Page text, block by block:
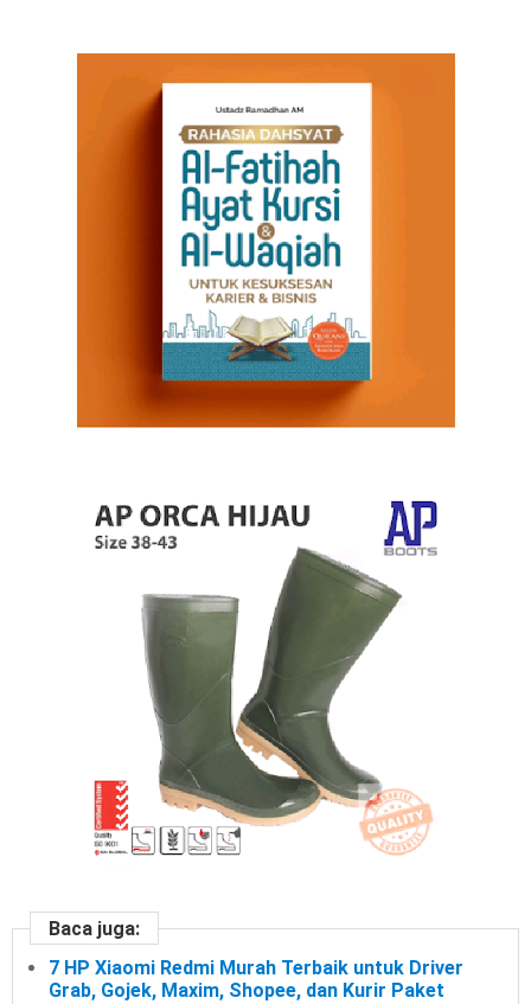
Baca juga:
7 HP Xiaomi Redmi Murah Terbaik untuk Driver
Grab, Gojek, Maxim, Shopee, dan Kurir Paket